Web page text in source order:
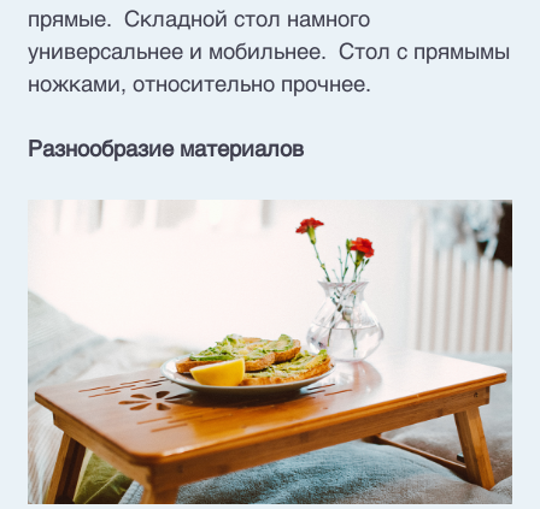
прямые. Складной стол намного
универсальнее и мобильнее. Стол с прямымы
ножками, относительно прочнее.
Разнообразие материалов